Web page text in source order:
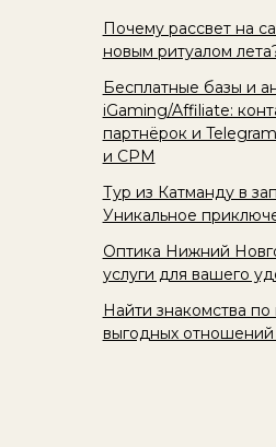
Почему рассвет на
новым ритуалом
Бесплатные базы и
iGaming/Affiliate:
партнёрок и
и CPM
Тур из Катманду в
Уникальное
Оптика Нижний
услуги для вашего
Найти знакомства
выгодных